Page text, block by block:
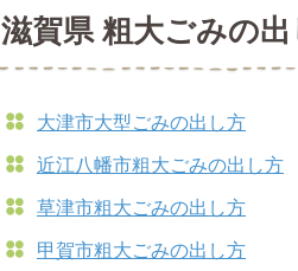
滋賀県 粗大ごみの
大津市大型ごみの出し方
近江八幡市粗大ごみの出し方
草津市粗大ごみの出し方
甲賀市粗大ごみの出し方